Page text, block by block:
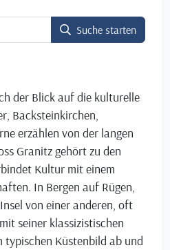
Suche starten
der Blick auf die kulturelle
Backsteinkirchen,
erzählen von der langen
Granitz gehört zu den
Kultur mit einem
In Bergen auf Rügen,
von einer anderen, oft
seiner klassizistischen
Küstenbild ab und